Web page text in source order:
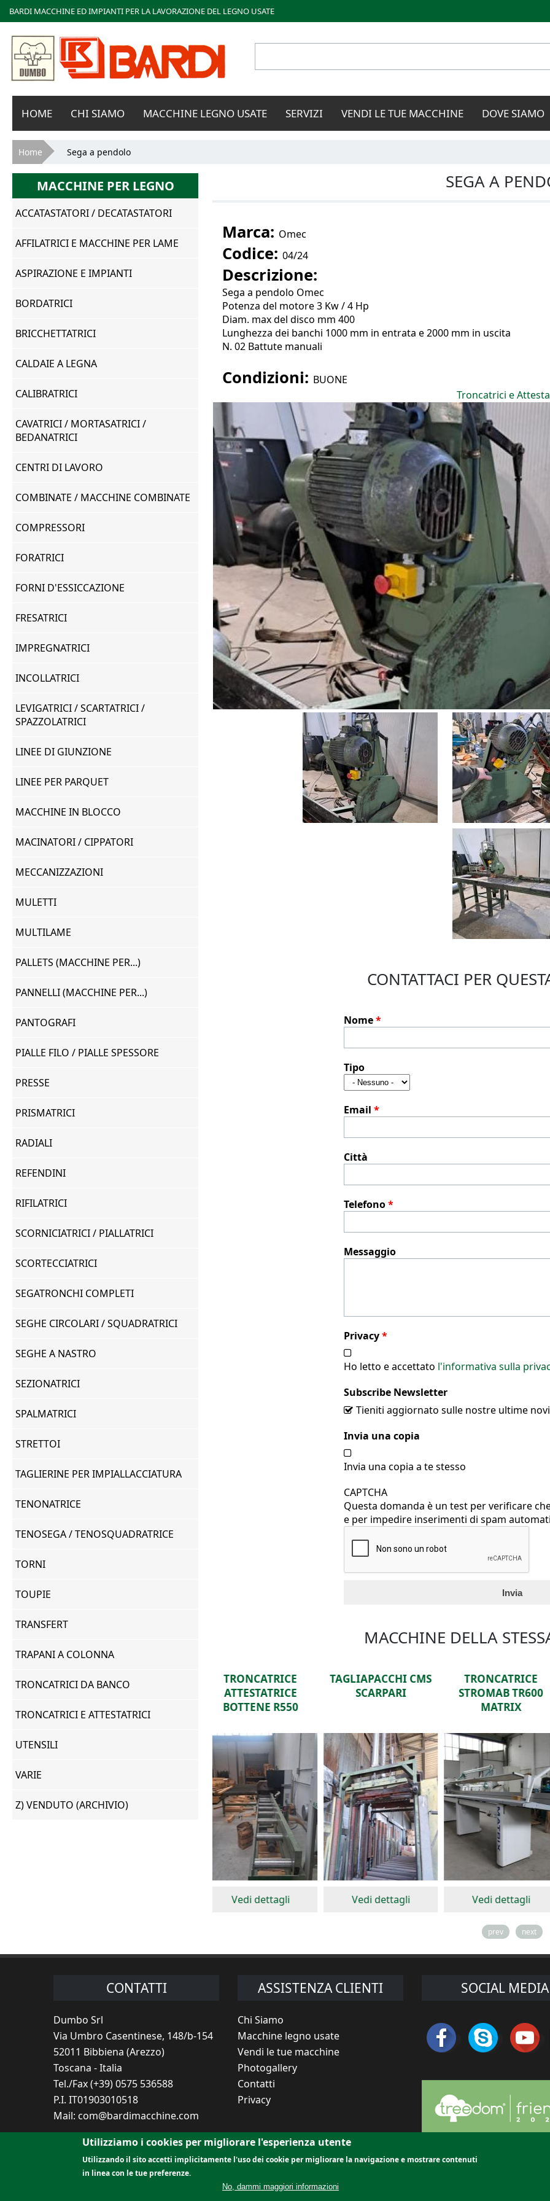
contenuto
BARDI MACCHINE ED IMPIANTI PER LA LAVORAZIONE DEL LEGNO USATE
Bardi
Macchine
HOME CHI SIAMO MACCHINE LEGNO USATE SERVIZI VENDI LE TUE MACCHINE DOVE SIAMO
Tu sei qui
Home Sega a pendolo
SEGA A
Marca: Omec
Codice:04/24
Descrizione:
Sega a pendolo Omec
Potenza del motore 3 Kw / 4 Hp
Diam. max del disco mm 400
Lunghezza dei banchi 1000 mm in entrata e 2000 mm in uscita
N. 02 Battute manuali
Condizioni: BUONE
Troncatrici e
CONTATTACI PER
Nome*
Tipo
Email *
Città
Telefono*
Messaggio
Privacy*
Ho letto e accettato l'informativa sulla
Subscribe Newsletter
Tieniti aggiornato sulle nostre ultime
Invia una copia
Invia una copia a te stesso
CAPTCHA
Questa domanda è un test per verificare
e per impedire inserimenti di spam
MACCHINE DELLA
TRONCATRICE
ATTESTATRICE
TAGLIAPACCHI CMS
SCARPARI
Vedi dettagli
TRONCATRICE
STROMAB TR600
Vedi dettagli
UNIVERSAL
SAW
Vedi dettagli
prev next
MACCHINE PER LEGNO
ACCATASTATORI / DECATASTATORI
AFFILATRICI E MACCHINE PER LAME
ASPIRAZIONE E IMPIANTI
BORDATRICI
BRICCHETTATRICI
CALDAIE A LEGNA
CALIBRATRICI
CAVATRICI / MORTASATRICI /
BEDANATRICI
CENTRI DI LAVORO
COMBINATE / MACCHINE COMBINATE
COMPRESSORI
FORATRICI
FORNI D'ESSICCAZIONE
FRESATRICI
IMPREGNATRICI
INCOLLATRICI
LEVIGATRICI / SCARTATRICI /
SPAZZOLATRICI
LINEE DI GIUNZIONE
LINEE PER PARQUET
MACCHINE IN BLOCCO
MACINATORI / CIPPATORI
MECCANIZZAZIONI
MULETTI
MULTILAME
PALLETS (MACCHINE PER...)
PANNELLI (MACCHINE PER...)
PANTOGRAFI
PIALLE FILO / PIALLE SPESSORE
PRESSE
PRISMATRICI
RADIALI
REFENDINI
RIFILATRICI
SCORNICIATRICI / PIALLATRICI
SCORTECCIATRICI
SEGATRONCHI COMPLETI
SEGHE CIRCOLARI / SQUADRATRICI
SEGHE A NASTRO
SEZIONATRICI
SPALMATRICI
STRETTOI
TAGLIERINE PER IMPIALLACCIATURA
TENONATRICE
TENOSEGA / TENOSQUADRATRICE
TORNI
TOUPIE
TRANSFERT
TRAPANI A COLONNA
TRONCATRICI DA BANCO
TRONCATRICI E ATTESTATRICI
UTENSILI
VARIE
Z) VENDUTO (ARCHIVIO)
CONTATTI
Dumbo Srl
Via Umbro Casentinese, 148/b-154
52011 Bibbiena (Arezzo)
Toscana - Italia
Tel./Fax (+39) 0575 536588
P.I. IT01903010518
Mail: com@bardimacchine.com
ASSISTENZA CLIENTI
Chi Siamo
Macchine legno usate
Vendi le tue macchine
Photogallery
Contatti
Privacy
SOCIAL MEDIA
| servizi| Le migliori occasioni
macchine legno usate - macchine segheria - macchine segheria usate
Utilizziamo i cookies per migliorare l'esperienza utente
Utilizzando il sito accetti implicitamente l'uso dei cookie per migliorare la navigazione e mostrare contenuti
in linea con le tue preferenze.
No, dammi maggiori informazioni